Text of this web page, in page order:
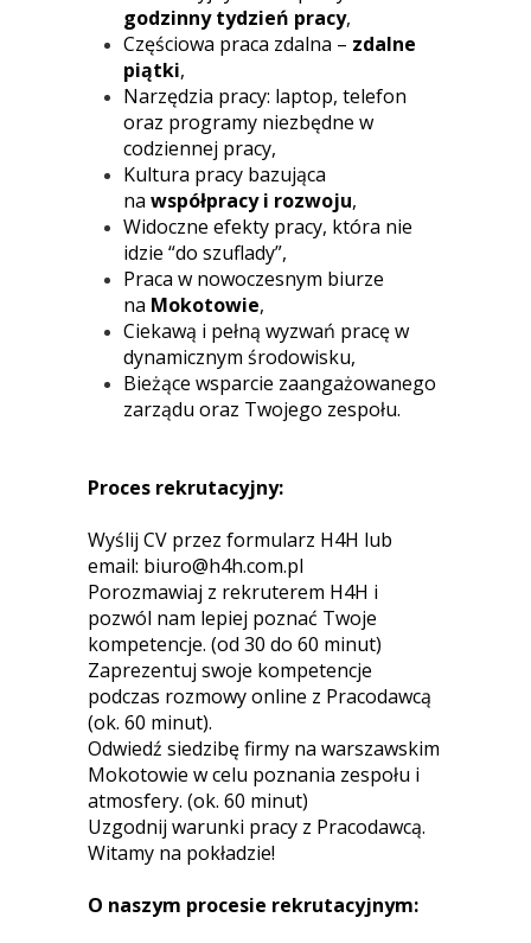
godzinny tydzień pracy,
Częściowa praca zdalna – zdalne
piątki,
Narzędzia pracy: laptop, telefon
oraz programy niezbędne w
codziennej pracy,
Kultura pracy bazująca
na współpracy i rozwoju,
Widoczne efekty pracy, która nie
idzie “do szuflady”,
Praca w nowoczesnym biurze
na Mokotowie,
Ciekawą i pełną wyzwań pracę w
dynamicznym środowisku,
Bieżące wsparcie zaangażowanego
zarządu oraz Twojego zespołu.
Proces rekrutacyjny:
Wyślij CV przez formularz H4H lub
email: biuro@h4h.com.pl
Porozmawiaj z rekruterem H4H i
pozwól nam lepiej poznać Twoje
kompetencje. (od 30 do 60 minut)
Zaprezentuj swoje kompetencje
podczas rozmowy online z Pracodawcą
(ok. 60 minut).
Odwiedź siedzibę firmy na warszawskim
Mokotowie w celu poznania zespołu i
atmosfery. (ok. 60 minut)
Uzgodnij warunki pracy z Pracodawcą.
Witamy na pokładzie!
O naszym procesie rekrutacyjnym: